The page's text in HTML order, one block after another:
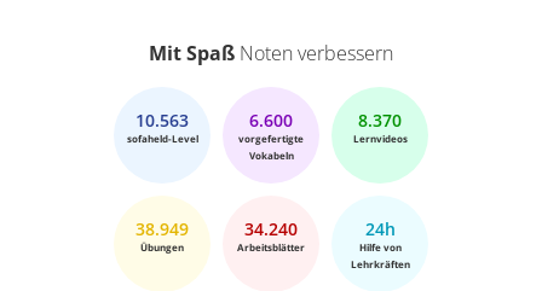
Mit Spaß Noten verbessern
10.563
sofaheld-Level
6.600
vorgefertigte
Vokabeln
8.370
Lernvideos
38.949
Übungen
34.240
Arbeitsblätter
24h
Hilfe von
Lehrkräften